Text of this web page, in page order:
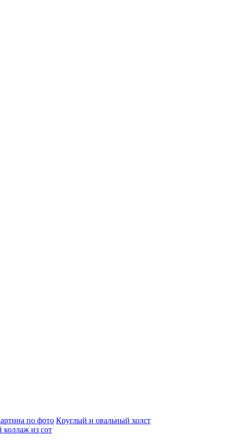
по фото Круглый и овальный холст
из сот